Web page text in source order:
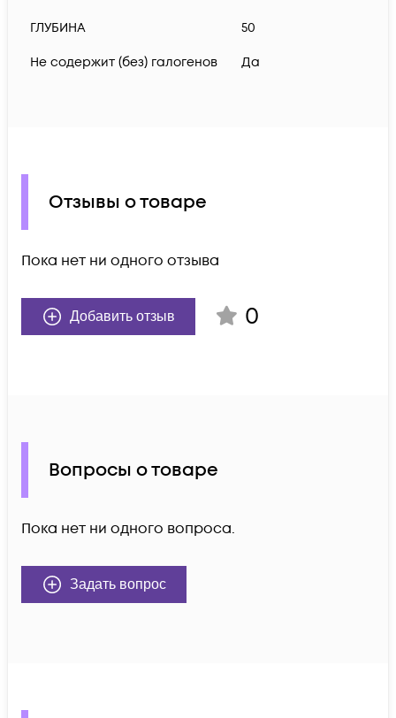
ГЛУБИНА 50
Не содержит (без) галогенов Да
Отзывы о товаре
Пока нет ни одного отзыва
Добавить отзыв 0
Вопросы о товаре
Пока нет ни одного вопроса.
Задать вопрос